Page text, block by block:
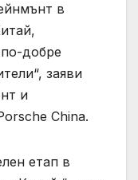
в
добре
заяви
и
China.
етап в